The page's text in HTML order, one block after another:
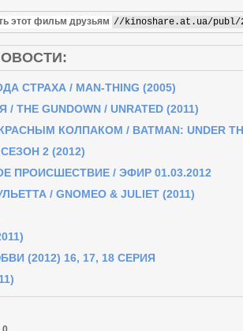
этот фильм друзьям
СТРАХА / MAN-THING (2005)
GUNDOWN / UNRATED (2011)
КОЛПАКОМ / BATMAN: UNDER
2 (2012)
ПРОИСШЕСТВИЕ / ЭФИР 01.03.2012
/ GNOMEO & JULIET (2011)
(2012) 16, 17, 18 СЕРИЯ